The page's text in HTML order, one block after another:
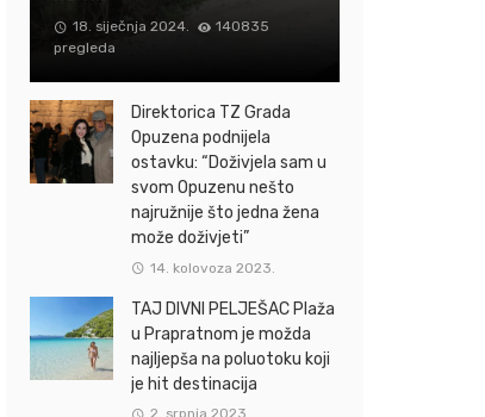
18. siječnja 2024.
140835
pregleda
Direktorica TZ Grada
Opuzena podnijela
ostavku: “Doživjela sam u
svom Opuzenu nešto
najružnije što jedna žena
može doživjeti”
14. kolovoza 2023.
TAJ DIVNI PELJEŠAC Plaža
u Prapratnom je možda
najljepša na poluotoku koji
je hit destinacija
2. srpnja 2023.